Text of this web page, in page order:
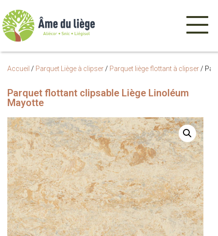
Menu
de
Accueil / Parquet Liège à clipser / Parquet liège flottant à clipser /
Parquet flottant clipsable Liège Linoléum
Mayotte